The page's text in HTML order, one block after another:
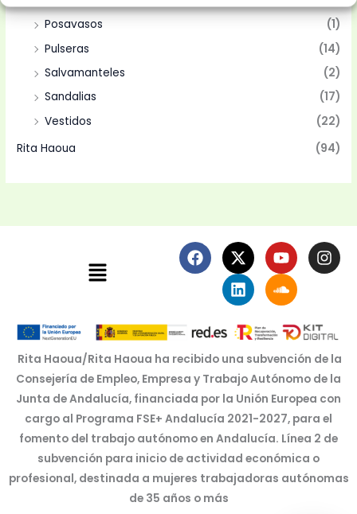
Posavasos
(1)
Pulseras
(14)
Salvamanteles
(2)
Sandalias
(17)
Vestidos
(22)
Rita Haoua
(94)
Menú
F
a
c
o
o
k
X
-
t
w
i
t
t
e
r
Y
o
u
t
u
b
e
I
n
s
g
r
a
m
L
i
n
k
e
d
i
n
S
o
u
n
d
c
o
u
d
Rita Haoua/Rita Haoua ha recibido una subvención de la
Consejería de Empleo, Empresa y Trabajo Autónomo de la
Junta de Andalucía, financiada por la Unión Europea con
cargo al Programa FSE+ Andalucía 2021-2027, para el
fomento del trabajo autónomo en Andalucía. Línea 2 de
subvención para inicio de actividad económica o
profesional, destinada a mujeres trabajadoras autónomas
de 35 años o más